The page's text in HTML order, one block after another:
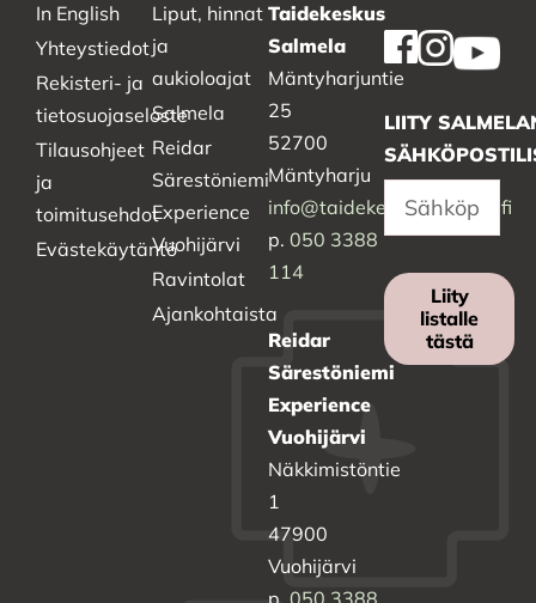
In English
Yhteystiedot
Rekisteri- ja
tietosuojaseloste
Tilausohjeet
ja
toimitusehdot
Evästekäytäntö
Liput, hinnat
ja
aukioloajat
Salmela
Reidar
Särestöniemi
Experience
Vuohijärvi
Ravintolat
Ajankohtaista
Taidekeskus
Salmela
Mäntyharjuntie
25
52700
Mäntyharju
info@taidekeskussalmela.fi
p. 050 3388
114
Reidar
Särestöniemi
Experience
Vuohijärvi
Näkkimistöntie
1
47900
Vuohijärvi
p. 050 3388
LIITY
Liity
listalle
tästä